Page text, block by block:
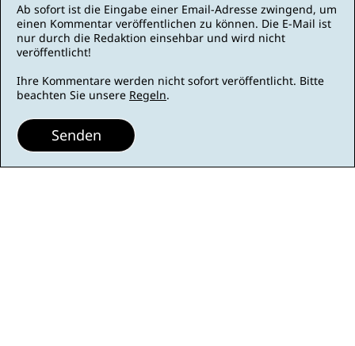
Ab sofort ist die Eingabe einer Email-Adresse zwingend, um
einen Kommentar veröffentlichen zu können. Die E-Mail ist
nur durch die Redaktion einsehbar und wird nicht
veröffentlicht!
Ihre Kommentare werden nicht sofort veröffentlicht. Bitte
beachten Sie unsere Regeln.
Senden